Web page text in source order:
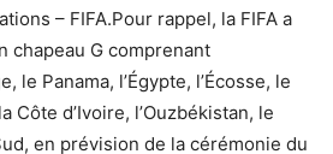
– FIFA.Pour rappel, la FIFA a
chapeau G comprenant
le Panama, l’Égypte, l’Écosse, le
Côte d’Ivoire, l’Ouzbékistan, le
en prévision de la cérémonie du